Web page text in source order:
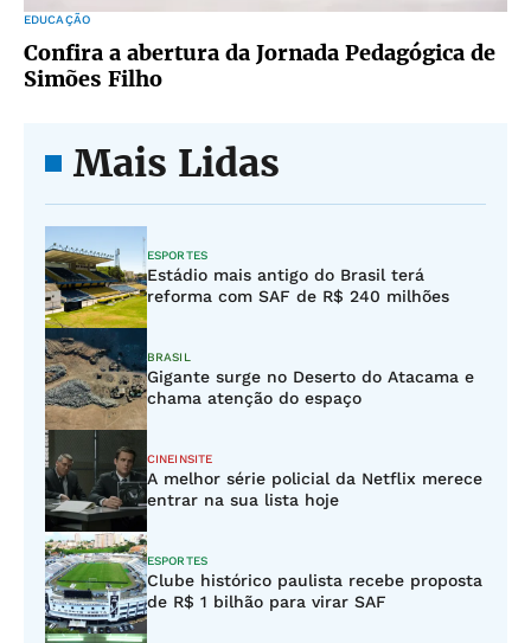
EDUCAÇÃO
Confira a abertura da Jornada Pedagógica de
Simões Filho
Mais Lidas
ESPORTES
Estádio mais antigo do Brasil terá
reforma com SAF de R$ 240 milhões
BRASIL
Gigante surge no Deserto do Atacama e
chama atenção do espaço
CINEINSITE
A melhor série policial da Netflix merece
entrar na sua lista hoje
ESPORTES
Clube histórico paulista recebe proposta
de R$ 1 bilhão para virar SAF